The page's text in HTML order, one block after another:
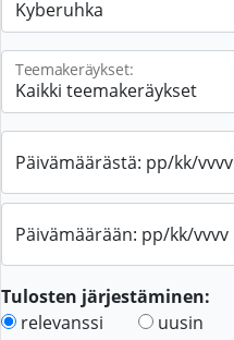
Teemakeräykset:
Päivämäärästä: pp/kk/vvvv
Päivämäärään: pp/kk/vvvv
Tulosten järjestäminen:
relevanssi
uusin